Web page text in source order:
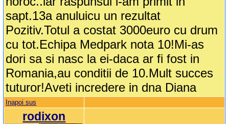
sapt.13a anuluicu un rezultat
Pozitiv.Totul a costat 3000euro cu drum
cu tot.Echipa Medpark nota 10!Mi-as
dori sa si nasc la ei-daca ar fi fost in
Romania,au conditii de 10.Mult succes
tuturor!Aveti incredere in dna Diana
Inapoi sus
rodixon